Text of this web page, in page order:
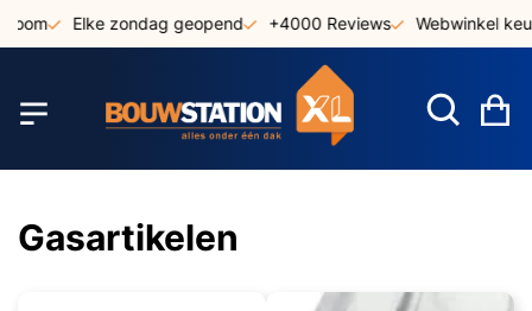
naar
Elke zondag geopend +4000 Reviews Webwinkel
Gasartikelen